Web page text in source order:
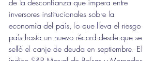
de la desconfianza que impera entre
inversores institucionales sobre la
economía del país, lo que lleva el riesgo
país hasta un nuevo récord desde que se
selló el canje de deuda en septiembre. El